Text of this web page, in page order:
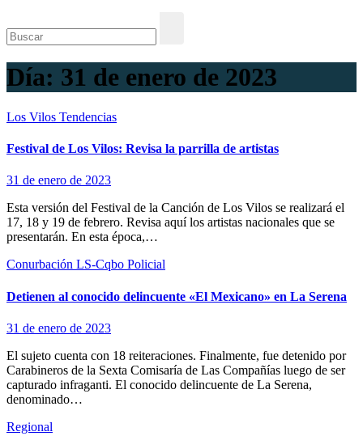
Día: 31 de enero de 2023
Los Vilos Tendencias
Festival de Los Vilos: Revisa la parrilla de artistas
31 de enero de 2023
Esta versión del Festival de la Canción de Los Vilos se realizará el
17, 18 y 19 de febrero. Revisa aquí los artistas nacionales que se
presentarán. En esta época,…
Conurbación LS-Cqbo Policial
Detienen al conocido delincuente «El Mexicano» en La Serena
31 de enero de 2023
El sujeto cuenta con 18 reiteraciones. Finalmente, fue detenido por
Carabineros de la Sexta Comisaría de Las Compañías luego de ser
capturado infraganti. El conocido delincuente de La Serena,
denominado…
Regional